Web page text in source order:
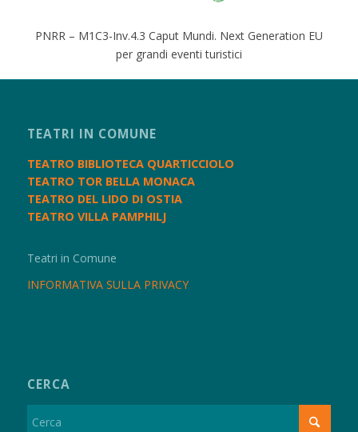
PNRR – M1C3-Inv.4.3 Caput Mundi. Next Generation EU
per grandi eventi turistici
TEATRI IN COMUNE
TEATRO BIBLIOTECA QUARTICCIOLO
TEATRO TOR BELLA MONACA
TEATRO DEL LIDO DI OSTIA
TEATRO VILLA PAMPHILJ
Teatri in Comune
INFORMATIVA SULLA PRIVACY
CERCA